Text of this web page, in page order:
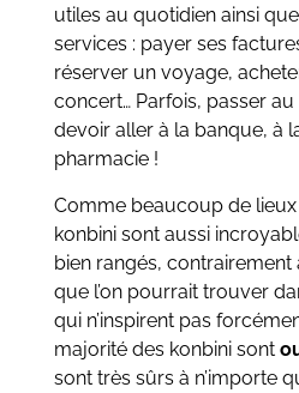
utiles au quotidien ainsi
services : payer ses
réserver un voyage,
concert… Parfois, passer
devoir aller à la banque, à
pharmacie !
Comme beaucoup de
konbini sont aussi
bien rangés, contrairement
que l’on pourrait trouver
qui n’inspirent pas
majorité des konbini sont
sont très sûrs à n’importe